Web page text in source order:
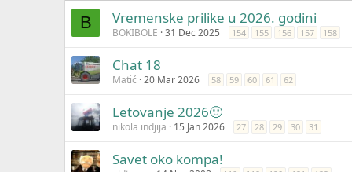
B Vremenske prilike u 2026. godini
BOKIBOLE 31 Dec 2025 154 155 156 157 158
Chat 18
Matić 20 Mar 2026 58 59 60 61 62
Letovanje 2026🙂
nikola indjija 15 Jan 2026 27 28 29 30 31
Savet oko kompa!